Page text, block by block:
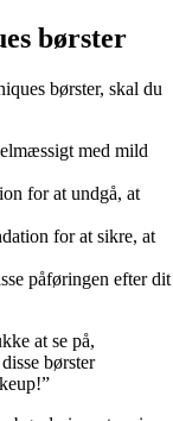
børster
børster, skal du
med mild
for at undgå, at
for at sikre, at
påføringen efter dit
at se på,
børster